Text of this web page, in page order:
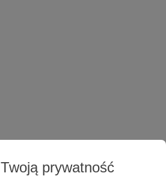
prywatność